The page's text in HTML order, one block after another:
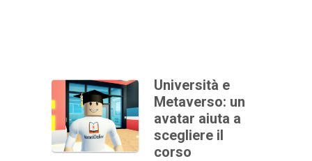
Università e
Metaverso: un
avatar aiuta a
scegliere il
corso